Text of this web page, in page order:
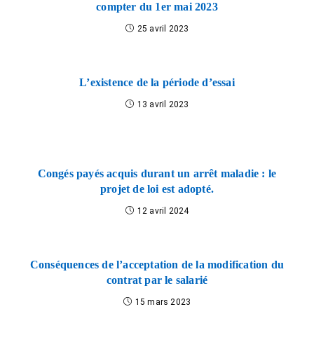
compter du 1er mai 2023
25 avril 2023
L’existence de la période d’essai
13 avril 2023
Congés payés acquis durant un arrêt maladie : le
projet de loi est adopté.
12 avril 2024
Conséquences de l’acceptation de la modification du
contrat par le salarié
15 mars 2023